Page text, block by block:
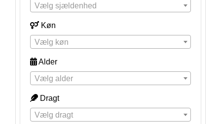
Vælg sjældenhed
Køn
Vælg køn
Alder
Vælg alder
Dragt
Vælg dragt